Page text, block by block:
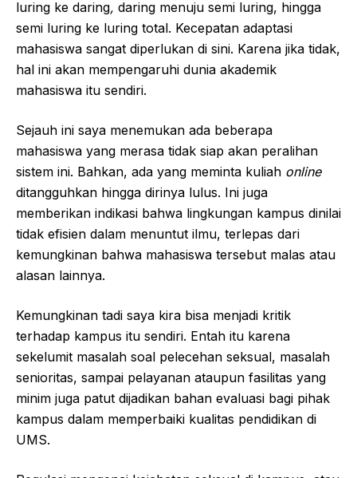
luring ke daring, daring menuju semi luring, hingga
semi luring ke luring total. Kecepatan adaptasi
mahasiswa sangat diperlukan di sini. Karena jika tidak,
hal ini akan mempengaruhi dunia akademik
mahasiswa itu sendiri.
Sejauh ini saya menemukan ada beberapa
mahasiswa yang merasa tidak siap akan peralihan
sistem ini. Bahkan, ada yang meminta kuliah online
ditangguhkan hingga dirinya lulus. Ini juga
memberikan indikasi bahwa lingkungan kampus dinilai
tidak efisien dalam menuntut ilmu, terlepas dari
kemungkinan bahwa mahasiswa tersebut malas atau
alasan lainnya.
Kemungkinan tadi saya kira bisa menjadi kritik
terhadap kampus itu sendiri. Entah itu karena
sekelumit masalah soal pelecehan seksual, masalah
senioritas, sampai pelayanan ataupun fasilitas yang
minim juga patut dijadikan bahan evaluasi bagi pihak
kampus dalam memperbaiki kualitas pendidikan di
UMS.